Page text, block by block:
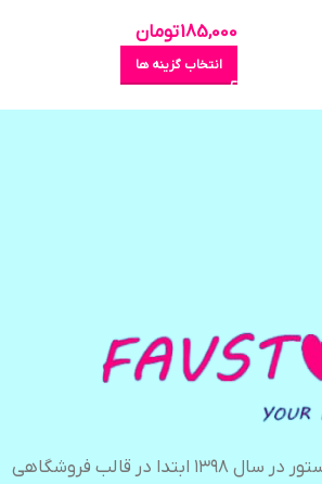
185,000تومان
انتخاب گزینه ها
فروشگاه اینترنتی فیواستور در سال ۱۳۹۸ ابتدا در قالب فروشگاهی